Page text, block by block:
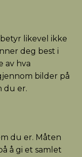
likevel ikke
deg best i
av hva
bilder på
du er.
du er. Måten
å gi et samlet